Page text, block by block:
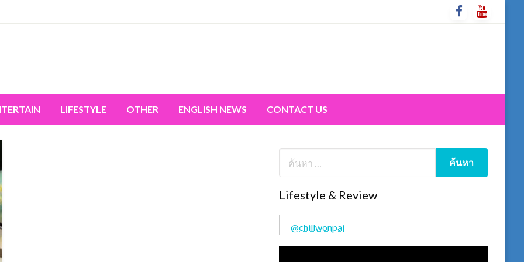
LIFESTYLE OTHER ENGLISH NEWS CONTACT US
Lifestyle & Review
@chillwonpai